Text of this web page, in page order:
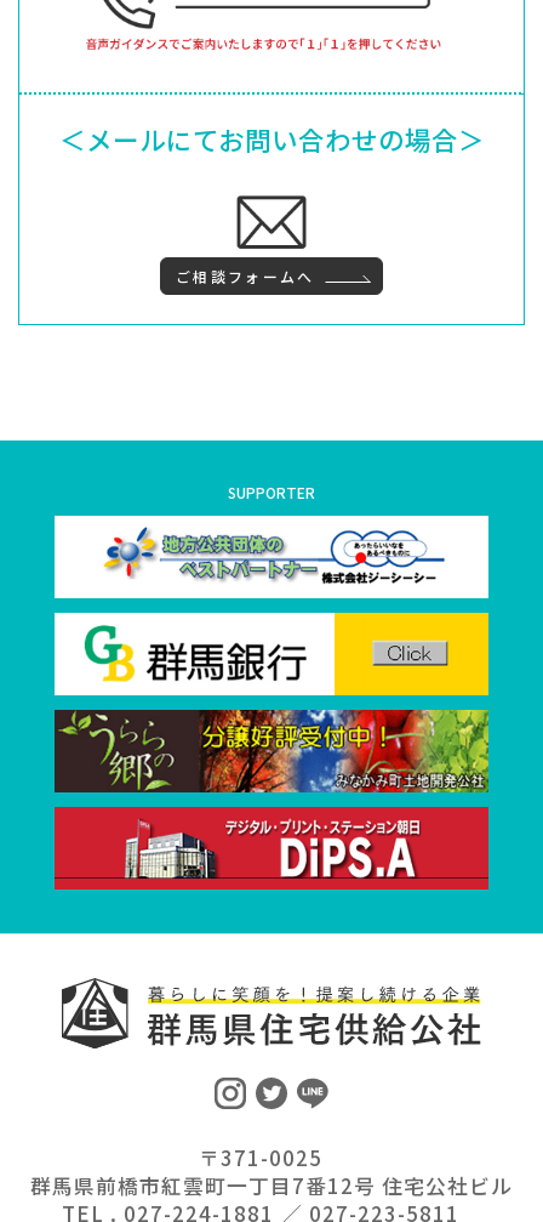
＜メールにてお問い合わせの場合＞
ご相談フォームへ
SUPPORTER
〒371-0025
群馬県前橋市紅雲町一丁目7番12号 住宅公社ビル
TEL . 027-224-1881 ／ 027-223-5811